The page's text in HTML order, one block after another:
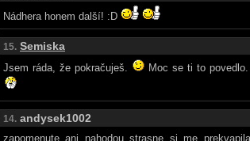
Nádhera honem další! :D
15. Semiska
Jsem ráda, že pokračuješ. Moc se ti to
14. andysek1002
zapomenute ani nahodou strasne si me